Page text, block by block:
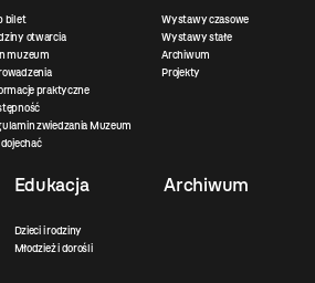
bilet
otwarcia
muzeum
praktyczne
zwiedzania Muzeum
dojechać
Wystawy czasowe
Wystawy stałe
Archiwum
Projekty
Edukacja
Dzieci i rodziny
Młodzież i dorośli
Archiwum